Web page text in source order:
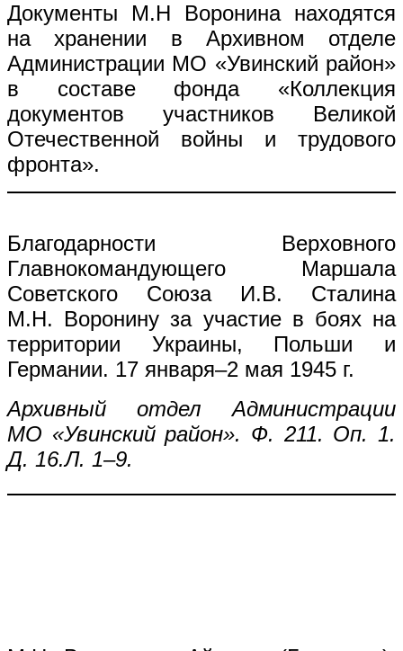
Документы М.Н Воронина находятся
на хранении в Архивном отделе
Администрации МО «Увинский район»
в составе фонда «Коллекция
документов участников Великой
Отечественной войны и трудового
фронта».
Благодарности Верховного
Главнокомандующего Маршала
Советского Союза И.В. Сталина
М.Н. Воронину за участие в боях на
территории Украины, Польши и
Германии. 17 января–2 мая 1945 г.
Архивный отдел Администрации
МО «Увинский район». Ф. 211. Оп. 1.
Д. 16.Л. 1–9.